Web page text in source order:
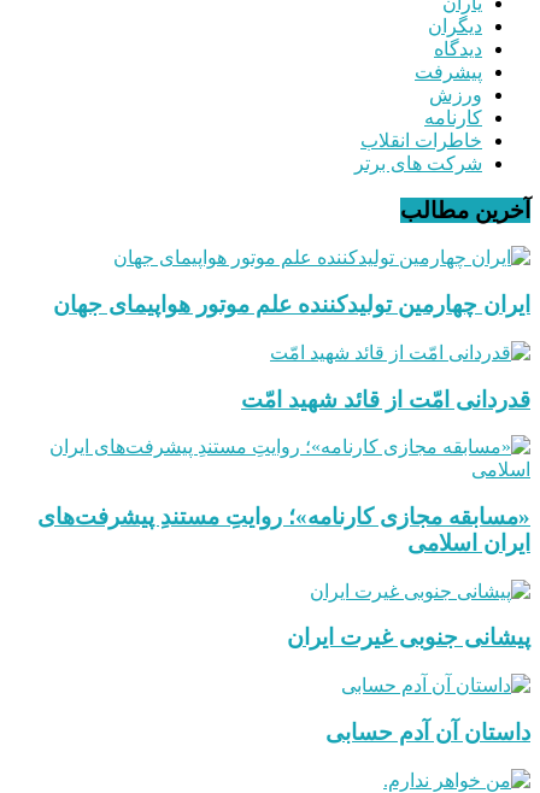
دیگران
دیدگاه
پیشرفت
ورزش
کارنامه
خاطرات انقلاب
شرکت های برتر
آخرین مطالب
ایران چهارمین تولیدکننده علم موتور هواپیمای جهان
قدردانی امّت از قائد شهید امّت
«مسابقه مجازی کارنامه»؛ روایتِ مستندِ پیشرفت‌های
ایران اسلامی
پیشانی جنوبی غیرت ایران
داستان آن آدم حسابی